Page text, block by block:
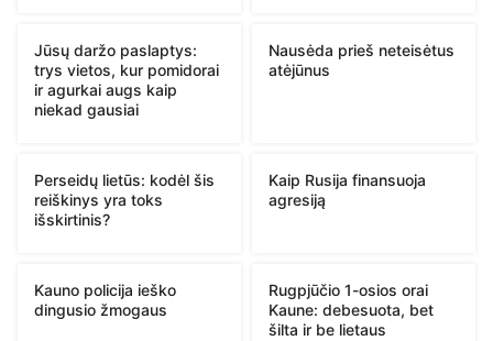
Jūsų daržo paslaptys:
trys vietos, kur pomidorai
ir agurkai augs kaip
niekad gausiai
Nausėda prieš neteisėtus
atėjūnus
Perseidų lietūs: kodėl šis
reiškinys yra toks
išskirtinis?
Kaip Rusija finansuoja
agresiją
Kauno policija ieško
dingusio žmogaus
Rugpjūčio 1-osios orai
Kaune: debesuota, bet
šilta ir be lietaus